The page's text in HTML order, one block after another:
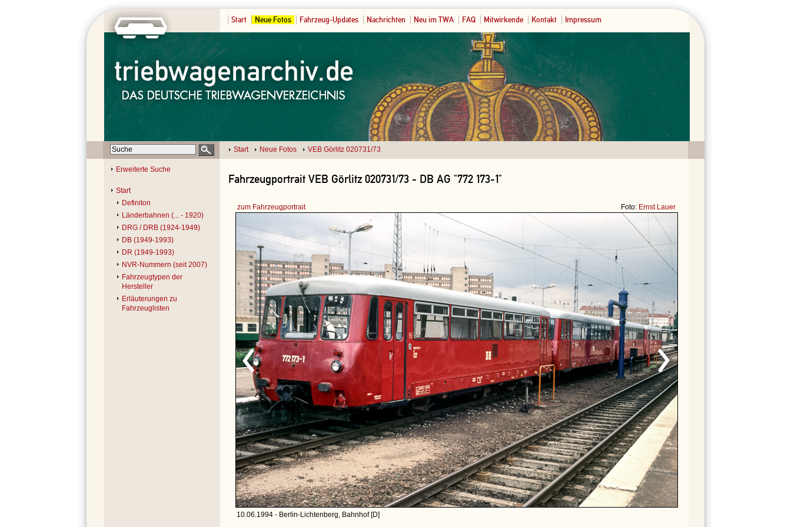
Start Neue Fotos Fahrzeug-Updates Nachrichten Neu im TWA FAQ Mitwirkende Kontakt Impressum
Start Neue Fotos VEB Görlitz 020731/73
Erweiterte Suche
Start
Definiton
Länderbahnen (... - 1920)
DRG / DRB (1924-1949)
DB (1949-1993)
DR (1949-1993)
NVR-Nummern (seit 2007)
Fahrzeugtypen der
Hersteller
Erläuterungen zu
Fahrzeuglisten
Fahrzeugportrait VEB Görlitz 020731/73 - DB AG "772 173-1"
zum Fahrzeugportrait Foto: Ernst Lauer
10.06.1994 - Berlin-Lichtenberg, Bahnhof [D]